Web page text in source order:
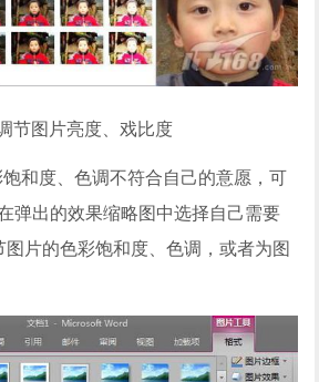
节图片亮度、戏比度
度、色调不符合自己的意愿，可
弹出的效果缩略图中选择自己需要
片的色彩饱和度、色调，或者为图